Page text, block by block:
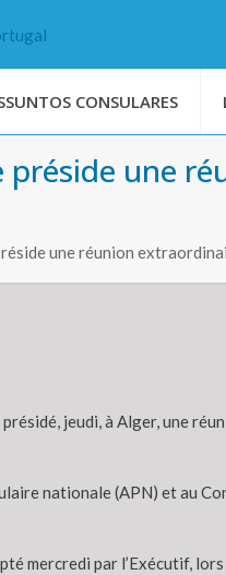
CONSULARES
préside une
une réunion
jeudi, à Alger, une
nationale (APN) et au
mercredi par l’Exécutif,